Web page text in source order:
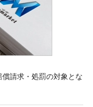
請求・処罰の対象とな